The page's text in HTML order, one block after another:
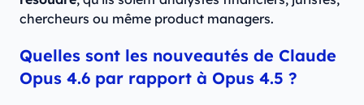
chercheurs ou même product managers.
Quelles sont les nouveautés de Claude
Opus 4.6 par rapport à Opus 4.5 ?